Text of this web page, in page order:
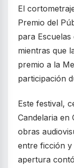
El
Premio del
para
mientras que
premio a la
participación
Este festival,
Candelaria en
obras
entre ficción y
apertura